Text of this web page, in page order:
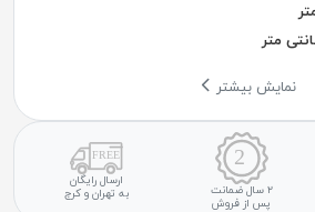
نمایش بیشتر
پس از فروش
ارسال رایگان
به تهران و کرج